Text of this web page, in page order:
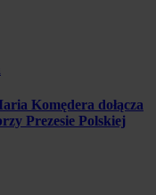
Komędera dołącza
Prezesie Polskiej